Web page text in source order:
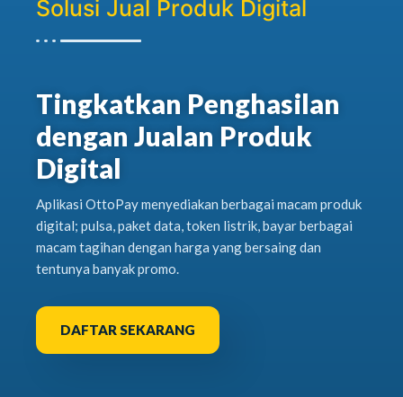
Solusi Jual Produk Digital
Tingkatkan Penghasilan
dengan Jualan Produk
Digital
Aplikasi OttoPay menyediakan berbagai macam produk
digital; pulsa, paket data, token listrik, bayar berbagai
macam tagihan dengan harga yang bersaing dan
tentunya banyak promo.
DAFTAR SEKARANG